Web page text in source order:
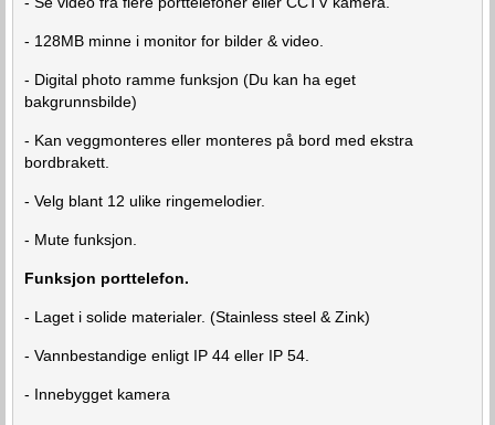
- 128MB minne i monitor for bilder & video.
- Digital photo ramme funksjon (Du kan ha eget
bakgrunnsbilde)
- Kan veggmonteres eller monteres på bord med ekstra
bordbrakett.
- Velg blant 12 ulike ringemelodier.
- Mute funksjon.
Funksjon porttelefon.
- Laget i solide materialer. (Stainless steel & Zink)
- Vannbestandige enligt IP 44 eller IP 54.
- Innebygget kamera